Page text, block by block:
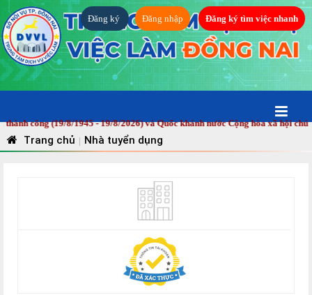
Đăng ký Đăng nhập Đăng ký tìm việc nhanh
công (19/8/1945 - 19/8/2026) và Quốc khánh nước Cộng hòa xã hội chủ
Trang chủ | Nhà tuyển dụng